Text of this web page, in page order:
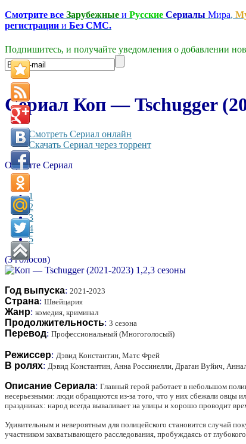
Смотрите все Зарубежные и Русские Сериалы Мира,
регистрации и Без СМС.
Подпишитесь, и получайте уведомления о добавлении
Сериал Коп — Tschugger
Смотреть Сериал онлайн
Скачать Сериал через торрент
Оцените Сериал
1
2
3
4
5
(3 голосов)
Год выпуска: 2021-2023
Страна: Швейцария
Жанр: комедия, криминал
Продолжительность: 3 сезона
Перевод: Профессиональный (Многоголосый)
Режиссер: Дэвид Константин, Матс Фрей
В ролях: Дэвид Константин, Анна Россинелли, Драган Вуйич,
Описание Сериала: Главный герой работает в небольшом
несерьезными: люди обращаются из-за того, что у них сбежали овцы
праздниках: народ всегда вываливает на улицы и хорошо проводит
Удивительным и невероятным для полицейского становится случай
участником захватывающего расследования, пробуждаясь от